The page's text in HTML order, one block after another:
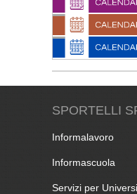
SPORTELLI
Informalavoro
Informascuola
Servizi per